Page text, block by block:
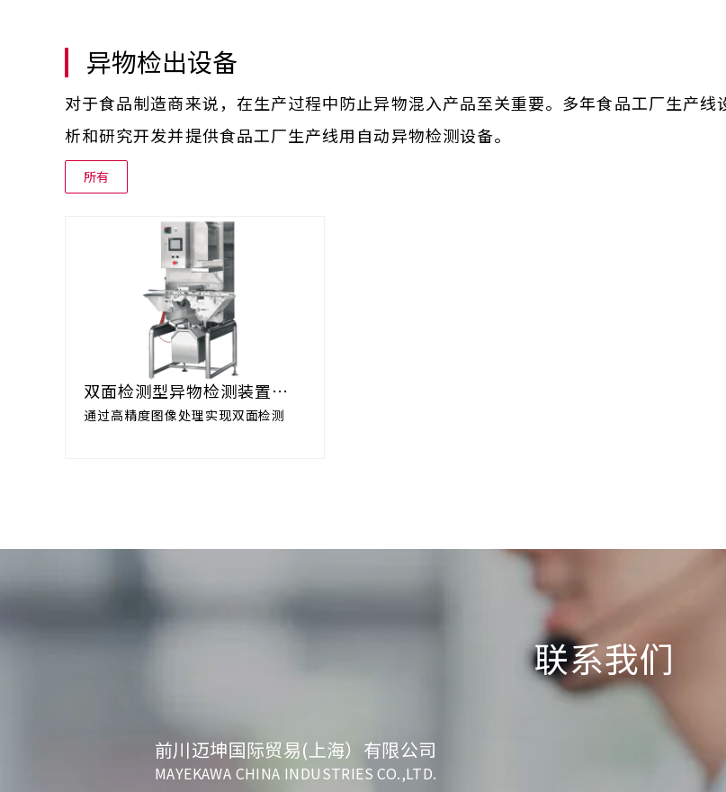
异物检出设备
对于食品制造商来说，在生产过程中防止异物混入产品至关重要。多年食品工厂生产
析和研究开发并提供食品工厂生产线用自动异物检测设备。
所有
双面检测型异物检测装置
W*GINGA MK2
通过高精度图像处理实现双面检测
联系我们
前川迈坤国际贸易(上海）有限公司
MAYEKAWA CHINA INDUSTRIES CO.,LTD.